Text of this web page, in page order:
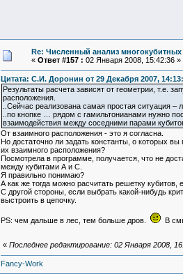
Re: Численный анализ многокубитных
« Ответ #157 : 02 Января 2008, 15:42:36 »
Цитата: С.И. Доронин от 29 Декабря 2007,
Результаты расчета зависят от геометрии, т.е.
расположения.
..Сейчас реализована самая простая ситуация
..по кнопке … рядом с гамильтонианами нужно
взаимодействия между соседними парами
От взаимного расположения - это я согласна.
Но достаточно ли задать константы, о которых
их взаимного расположения?
Посмотрела в программе, получается, что не
между кубитами А и С.
Я правильно понимаю?
А как же тогда можно расчитать решетку
С другой стороны, если выбрать какой-нибудь
выстроить в цепочку.
PS: чем дальше в лес, тем больше дров. В
« Последнее редактирование: 02 Января 2008,
Fancy-Work